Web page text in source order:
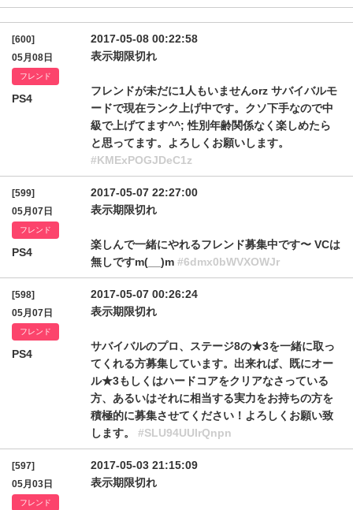
[600]
05月08日
フレンド
PS4
2017-05-08 00:22:58
表示期限切れ
フレンドが未だに1人もいませんorz サバイバルモ
ードで現在ランク上げ中です。クソ下手なので中
級で上げてます^^; 性別年齢関係なく楽しめたら
と思ってます。よろしくお願いします。
#KMExPOGJDeC1z
[599]
05月07日
フレンド
PS4
2017-05-07 22:27:00
表示期限切れ
楽しんで一緒にやれるフレンド募集中です〜 VCは
無しですm(__)m #6dmx0bWVXOWJr
[598]
05月07日
フレンド
PS4
2017-05-07 00:26:24
表示期限切れ
サバイバルのプロ、ステージ8の★3を一緒に取っ
てくれる方募集しています。出来れば、既にオー
ル★3もしくはハードコアをクリアなさっている
方、あるいはそれに相当する実力をお持ちの方を
積極的に募集させてください！よろしくお願い致
します。 #SLU94UUlrQnpn
[597]
05月03日
フレンド
2017-05-03 21:15:09
表示期限切れ